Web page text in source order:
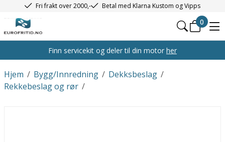
Fri frakt over 2000,- Betal med Klarna Kustom og Vipps
0
Finn servicekit og deler til din motor her
/
Hjem /
Bygg/Innredning /
Dekksbeslag
/
Rekkebeslag og rør